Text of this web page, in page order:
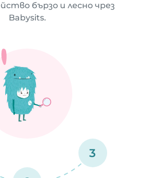
бързо и лесно чрез
Babysits.
3